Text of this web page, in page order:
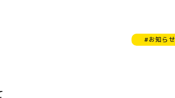
#お知らせ